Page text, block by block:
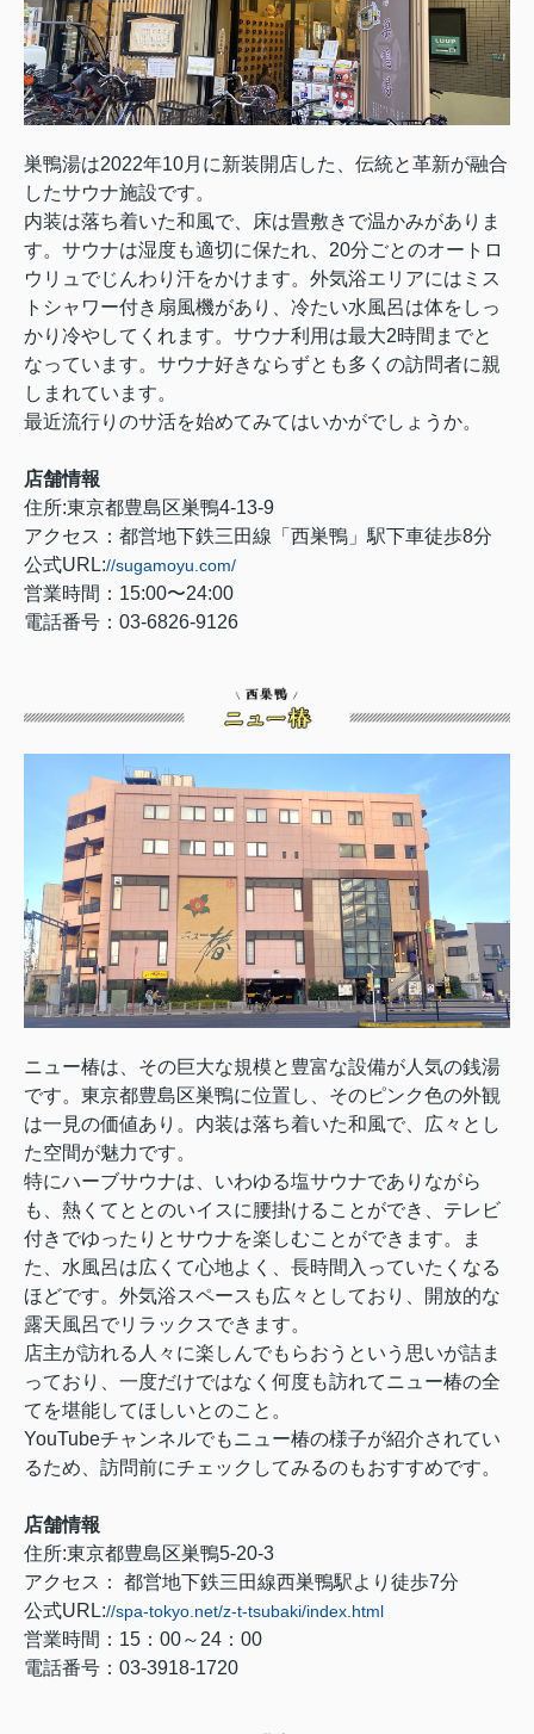
巣鴨湯は2022年10月に新装開店した、伝統と革新が融合
したサウナ施設です。
内装は落ち着いた和風で、床は畳敷きで温かみがありま
す。サウナは湿度も適切に保たれ、20分ごとのオートロ
ウリュでじんわり汗をかけます。外気浴エリアにはミス
トシャワー付き扇風機があり、冷たい水風呂は体をしっ
かり冷やしてくれます。サウナ利用は最大2時間までと
なっています。サウナ好きならずとも多くの訪問者に親
しまれています。
最近流行りのサ活を始めてみてはいかがでしょうか。
店舗情報
住所:東京都豊島区巣鴨4-13-9
アクセス：都営地下鉄三田線「西巣鴨」駅下車徒歩8分
公式URL://sugamoyu.com/
営業時間：15:00〜24:00
電話番号：03-6826-9126
ニュー椿は、その巨大な規模と豊富な設備が人気の銭湯
です。東京都豊島区巣鴨に位置し、そのピンク色の外観
は一見の価値あり。内装は落ち着いた和風で、広々とし
た空間が魅力です。
特にハーブサウナは、いわゆる塩サウナでありながら
も、熱くてととのいイスに腰掛けることができ、テレビ
付きでゆったりとサウナを楽しむことができます。ま
た、水風呂は広くて心地よく、長時間入っていたくなる
ほどです。外気浴スペースも広々としており、開放的な
露天風呂でリラックスできます。
店主が訪れる人々に楽しんでもらおうという思いが詰ま
っており、一度だけではなく何度も訪れてニュー椿の全
てを堪能してほしいとのこと。
YouTubeチャンネルでもニュー椿の様子が紹介されてい
るため、訪問前にチェックしてみるのもおすすめです。
店舗情報
住所:東京都豊島区巣鴨5-20-3
アクセス： 都営地下鉄三田線西巣鴨駅より徒歩7分
公式URL://spa-tokyo.net/z-t-tsubaki/index.html
営業時間：15：00～24：00
電話番号：03-3918-1720